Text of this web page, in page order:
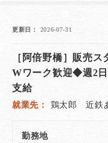
更新日 2026-07-31
［阿倍野橋］販売
Wワーク歓迎◆週2
支給
就業先 鶏太郎 近鉄
勤務地